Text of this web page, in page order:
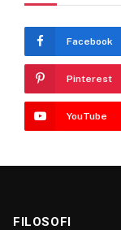
Facebook
Pinterest
YouTube
FILOSOFI